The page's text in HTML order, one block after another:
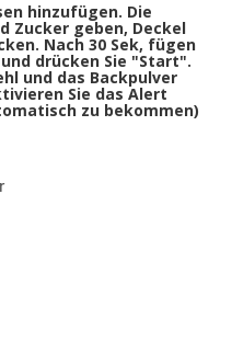
hinzufügen. Die
Zucker geben, Deckel
Nach 30 Sek, fügen
drücken Sie "Start".
und das Backpulver
Sie das Alert
zu bekommen)